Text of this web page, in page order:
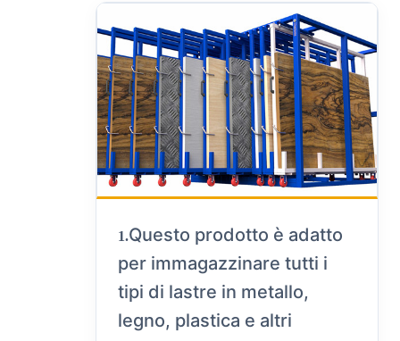
1.Questo prodotto è adatto
per immagazzinare tutti i
tipi di lastre in metallo,
legno, plastica e altri